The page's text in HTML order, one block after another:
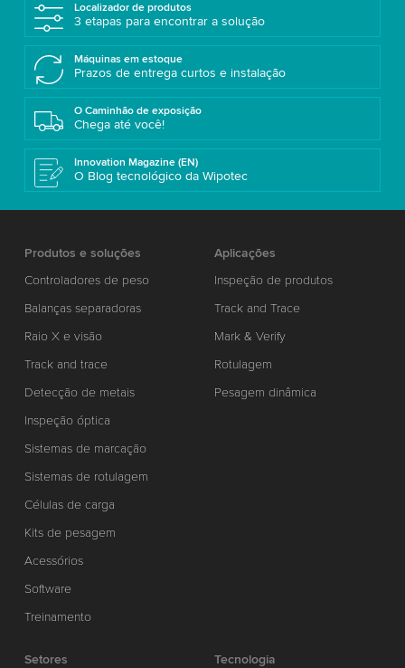
Localizador de produtos
3 etapas para encontrar a solução
Máquinas em estoque
Prazos de entrega curtos e instalação
O Caminhão de exposição
Chega até você!
Innovation Magazine (EN)
O Blog tecnológico da Wipotec
Produtos e soluções
Controladores de peso
Balanças separadoras
Raio X e visão
Track and trace
Detecção de metais
Inspeção óptica
Sistemas de marcação
Sistemas de rotulagem
Células de carga
Kits de pesagem
Acessórios
Software
Treinamento
Aplicações
Inspeção de produtos
Track and Trace
Mark & Verify
Rotulagem
Pesagem dinâmica
Setores
Tecnologia